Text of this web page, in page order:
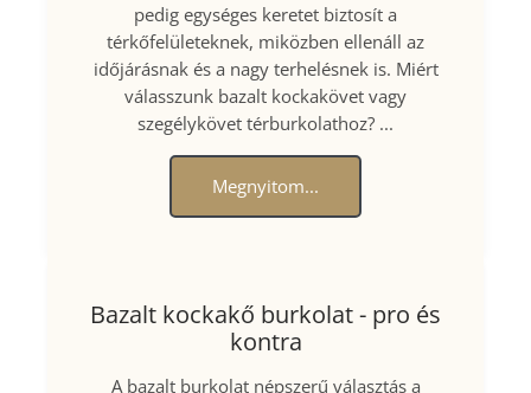
pedig egységes keretet biztosít a
térkőfelületeknek, miközben ellenáll az
időjárásnak és a nagy terhelésnek is. Miért
válasszunk bazalt kockakövet vagy
szegélykövet térburkolathoz? ...
Megnyitom...
Bazalt kockakő burkolat - pro és
kontra
A bazalt burkolat népszerű választás a